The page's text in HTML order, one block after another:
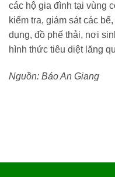
các hộ gia đình tại vùng
kiểm tra, giám sát các
dụng, đồ phế thải, nơi
hình thức tiêu diệt lăng
Nguồn: Báo An Giang